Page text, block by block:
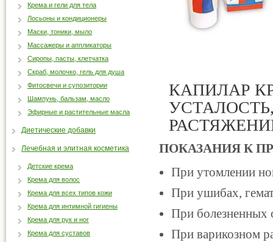
КАПИЛАР
ПОКАЗАНИЯ К
При утомлении
При ушибах,
При болезненных
При варикозном
Крема и гели для тела
Лосьоны и кондиционеры
Маски, тоники, мыло
Массажеры и аппликаторы
Сиропы, пасты, клетчатка
Скраб, молочко, гель для душа
Фитосвечи и супозитории
Шампунь, бальзам, масло
Эфирные и растительные масла
Диетические добавки
Лечебная и элитная косметика
Детские крема
Крема для волос
Крема для всех типов кожи
Крема для интимной гигиены
Крема для рук и ног
Крема для суставов